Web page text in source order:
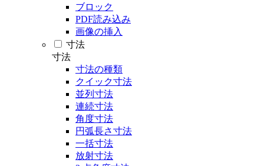
ブロック
PDF読み込み
画像の挿入
寸法
寸法
寸法の種類
クイック寸法
並列寸法
連続寸法
角度寸法
円弧長さ寸法
一括寸法
放射寸法